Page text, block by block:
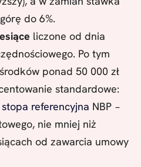
do 6%.
liczone od dnia
Po tym
ponad 50 000 zł
standardowe:
stopa referencyjna NBP −
nie mniej niż
od zawarcia umowy